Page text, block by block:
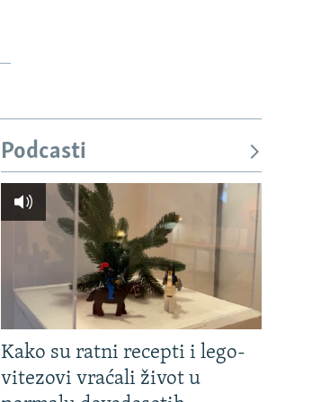
Podcasti
Kako su ratni recepti i lego-
vitezovi vraćali život u